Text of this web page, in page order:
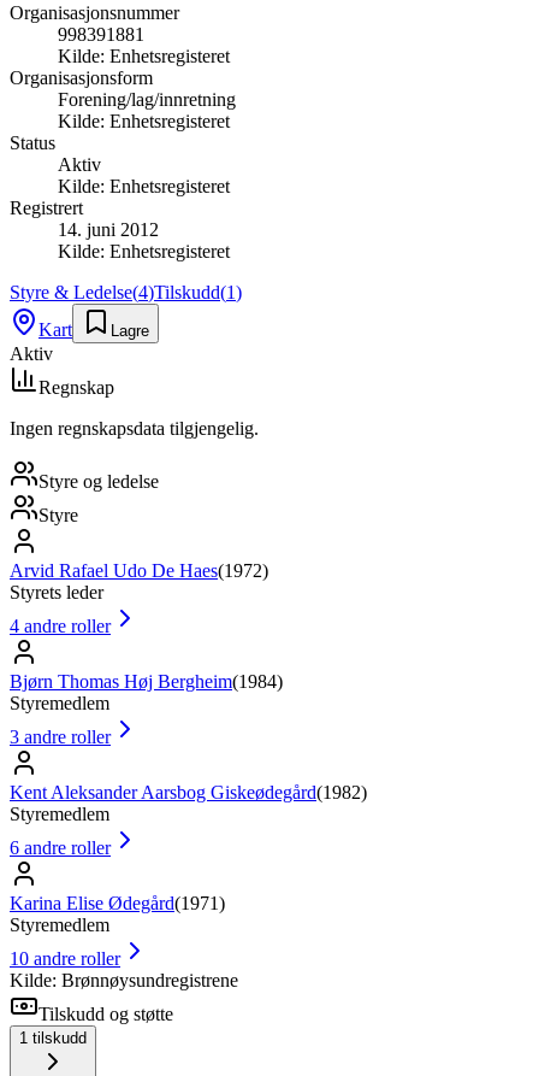
Organisasjonsnummer
998391881
Kilde: Enhetsregisteret
Organisasjonsform
Forening/lag/innretning
Kilde: Enhetsregisteret
Status
Aktiv
Kilde: Enhetsregisteret
Registrert
14. juni 2012
Kilde: Enhetsregisteret
Styre & Ledelse(4)Tilskudd(1)
Kart
Lagre
Aktiv
Regnskap
Ingen regnskapsdata tilgjengelig.
Styre og ledelse
Styre
Arvid Rafael Udo De Haes(1972)
Styrets leder
4 andre roller
Bjørn Thomas Høj Bergheim(1984)
Styremedlem
3 andre roller
Kent Aleksander Aarsbog Giskeødegård(1982)
Styremedlem
6 andre roller
Karina Elise Ødegård(1971)
Styremedlem
10 andre roller
Kilde: Brønnøysundregistrene
Tilskudd og støtte
1 tilskudd